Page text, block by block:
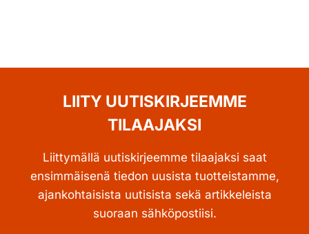
LIITY UUTISKIRJEEMME
TILAAJAKSI
Liittymällä uutiskirjeemme tilaajaksi saat
ensimmäisenä tiedon uusista tuotteistamme,
ajankohtaisista uutisista sekä artikkeleista
suoraan sähköpostiisi.